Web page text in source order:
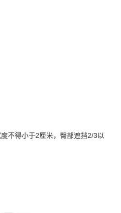
不得小于2厘米，臀部遮挡2/3以